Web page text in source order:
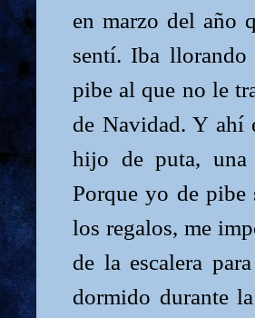
en marzo del año
sentí. Iba
pibe al que no le
de Navidad. Y ahí
hijo de puta, una
Porque yo de pibe
los regalos, me
de la escalera
dormido durante